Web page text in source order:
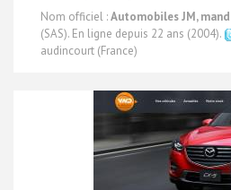
Nom officiel :Automobiles JM,
(SAS). En ligne depuis 22 ans (2004).
audincourt (France)